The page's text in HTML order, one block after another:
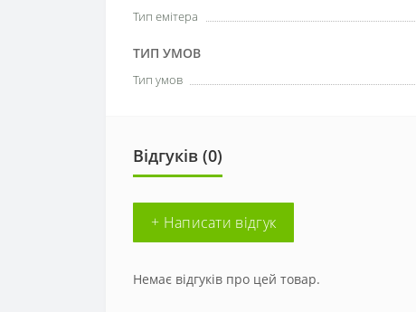
Тип емітера
ТИП УМОВ
Тип умов
Відгуків (0)
+ Написати відгук
Немає відгуків про цей товар.